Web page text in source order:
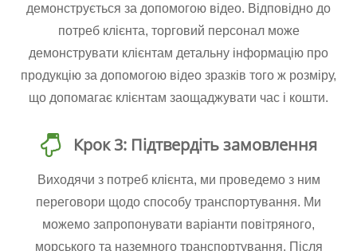
демонструється за допомогою відео. Відповідно до
потреб клієнта, торговий персонал може
демонструвати клієнтам детальну інформацію про
продукцію за допомогою відео зразків того ж розміру,
що допомагає клієнтам заощаджувати час і кошти.
Крок 3: Підтвердіть замовлення
Виходячи з потреб клієнта, ми проведемо з ним
переговори щодо способу транспортування. Ми
можемо запропонувати варіанти повітряного,
морського та наземного транспортування. Після